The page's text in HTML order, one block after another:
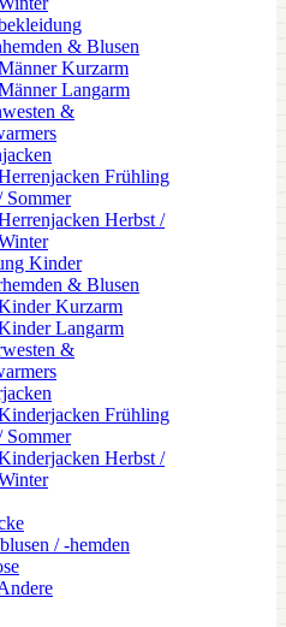
& Blusen
Kurzarm
Langarm
&
Frühling
Sommer
Herbst /
Kinder
& Blusen
Kurzarm
Langarm
&
Frühling
Sommer
Herbst /
/ -hemden